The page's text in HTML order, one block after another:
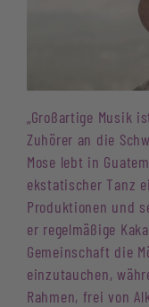
„Großartige Musik
Zuhörer an die
Mose lebt in
ekstatischer Tanz
Produktionen und
er regelmäßige
Gemeinschaft die
einzutauchen,
Rahmen, frei von